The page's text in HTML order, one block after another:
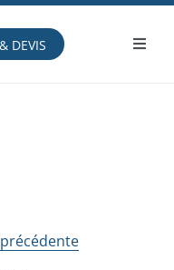
DEVIS
précédente